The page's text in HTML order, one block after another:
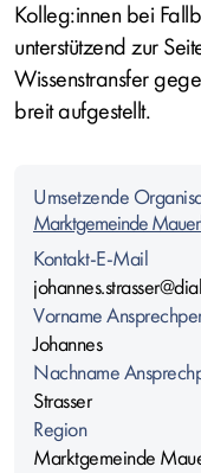
Umsetzende
Marktgemeinde
Kontakt-E-Mail
Vorname
Johannes
Nachname
Strasser
Region
Marktgemeinde
Kolleg:innen bei
unterstützend zur
Wissenstransfer
breit aufgestellt.